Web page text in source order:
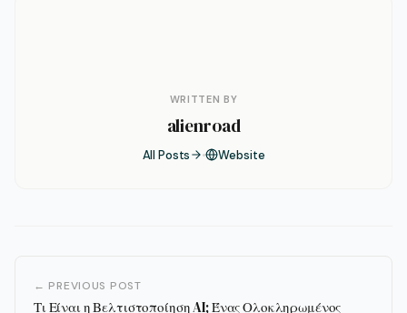
WRITTEN BY
alienroad
All Posts Website
← PREVIOUS POST
Τι Είναι η Βελτιστοποίηση AI; Ένας Ολοκληρωμένος